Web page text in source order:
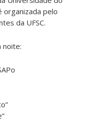
organizada pelo
da UFSC.
noite: